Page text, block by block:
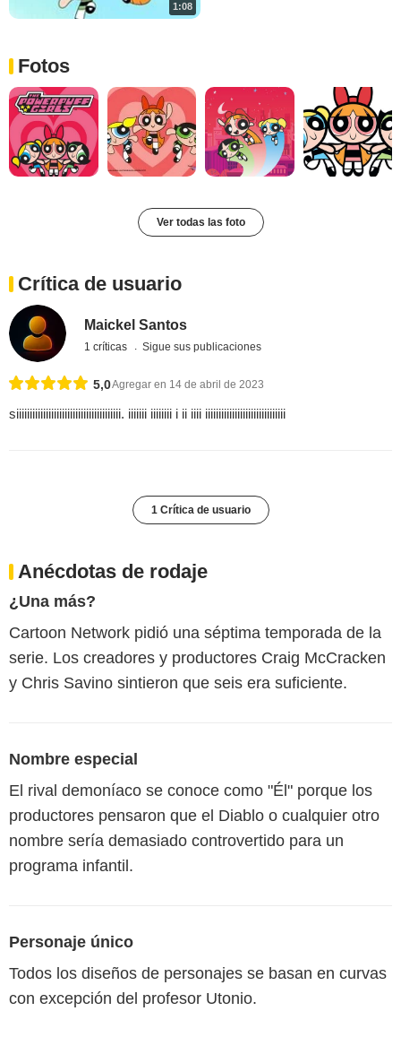
1:08
Fotos
Ver todas las foto
Crítica de usuario
Maickel Santos
1 críticas Sigue sus publicaciones
5,0Agregar en 14 de abril de 2023
siiiiiiiiiiiiiiiiiiiiiiiiiiiiiiiiiiiiiii. iiiiiii iiiiiiii i ii iiii iiiiiiiiiiiiiiiiiiiiiiiiiiiiii
1 Crítica de usuario
Anécdotas de rodaje
¿Una más?
Cartoon Network pidió una séptima temporada de la
serie. Los creadores y productores Craig McCracken
y Chris Savino sintieron que seis era suficiente.
Nombre especial
El rival demoníaco se conoce como "Él" porque los
productores pensaron que el Diablo o cualquier otro
nombre sería demasiado controvertido para un
programa infantil.
Personaje único
Todos los diseños de personajes se basan en curvas
con excepción del profesor Utonio.